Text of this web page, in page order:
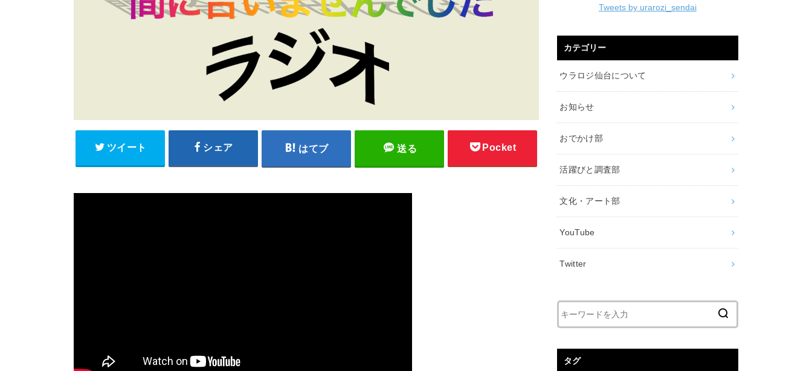
ツイート シェア はてブ 送る Pocket
Tweets by urarozi_sendai
カテゴリー
ウラロジ仙台について
お知らせ
おでかけ部
活躍びと調査部
文化・アート部
YouTube
Twitter
タグ